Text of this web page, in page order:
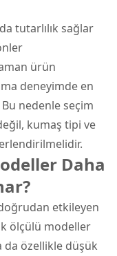
tutarlılık sağlar
ürün
deneyimde en
nedenle seçim
kumaş tipi ve
Daha
etkileyen
ölçülü modeller
da özellikle düşük